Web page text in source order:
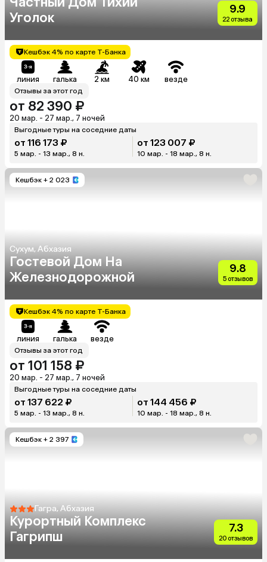
Уголок
9.9
22 отзыва
Кешбэк 4% по карте Т-Банка
линия галька 2 км 40 км везде
Отзывы за этот год
от 82 390 ₽
20 мар. - 27 мар., 7 ночей
Выгодные туры на соседние даты
от 116 173 ₽
5 мар. - 13 мар., 8 н.
от 123 007 ₽
10 мар. - 18 мар., 8 н.
Кешбэк + 2 023
Сухум, Абхазия
Гостевой Дом На
Железнодорожной
9.8
5 отзывов
Кешбэк 4% по карте Т-Банка
линия галька везде
Отзывы за этот год
от 101 158 ₽
20 мар. - 27 мар., 7 ночей
Выгодные туры на соседние даты
от 137 622 ₽
5 мар. - 13 мар., 8 н.
от 144 456 ₽
10 мар. - 18 мар., 8 н.
Кешбэк + 2 397
Гагра, Абхазия
Курортный Комплекс
Гагрипш
7.3
20 отзывов